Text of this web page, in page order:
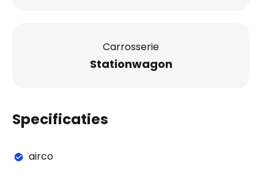
Carrosserie
Stationwagon
Specificaties
airco